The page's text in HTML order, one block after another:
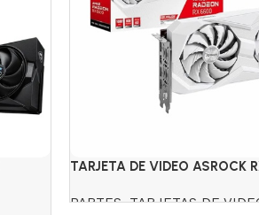
TARJETA DE VIDEO ASROCK
PARTES,TARJETAS DE